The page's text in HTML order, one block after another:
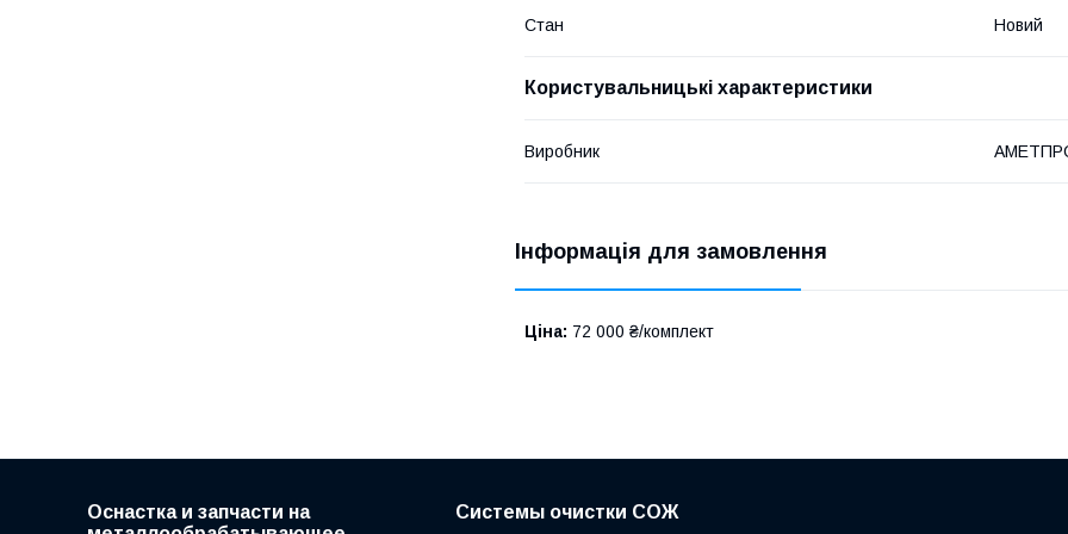
Стан Новий
Користувальницькі характеристики
Виробник
Інформація для замовлення
Ціна: 72 000 ₴/комплект
Оснастка и запчасти на
Системы очистки СОЖ